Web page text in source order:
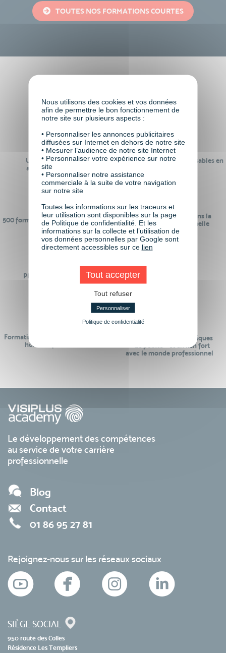
TOUTES NOS FORMATIONS COURTES
academy c’est
Un réseau de 22 000
anciens participants
100% des formations réalisables en
500 formations pour se préparer au
monde de demain
24 ans d'expérience dans la
formation professionnelle
Plus de 50 formations
Formations réalisables pendant ou
hors temps de travail
Des contenus pédagogiques
« de pointe » et en lien fort
avec le monde professionnel
Le développement des compétences
au service de votre carrière
professionnelle
Blog
Contact
01 86 95 27 81
Rejoignez-nous sur les réseaux sociaux
SIÈGE SOCIAL
950 route des Colles
Résidence Les Templiers
Nous utilisons des cookies et vos données
afin de permettre le bon fonctionnement de
notre site sur plusieurs aspects :
• Personnaliser les annonces publicitaires
diffusées sur Internet en dehors de notre site
• Mesurer l’audience de notre site Internet
• Personnaliser votre expérience sur notre
site
• Personnaliser notre assistance
commerciale à la suite de votre navigation
sur notre site
Toutes les informations sur les traceurs et
leur utilisation sont disponibles sur la page
de Politique de confidentialité. Et les
informations sur la collecte et l’utilisation de
vos données personnelles par Google sont
directement accessibles sur ce lien
Tout accepter
Tout refuser
Personnaliser
Politique de confidentialité